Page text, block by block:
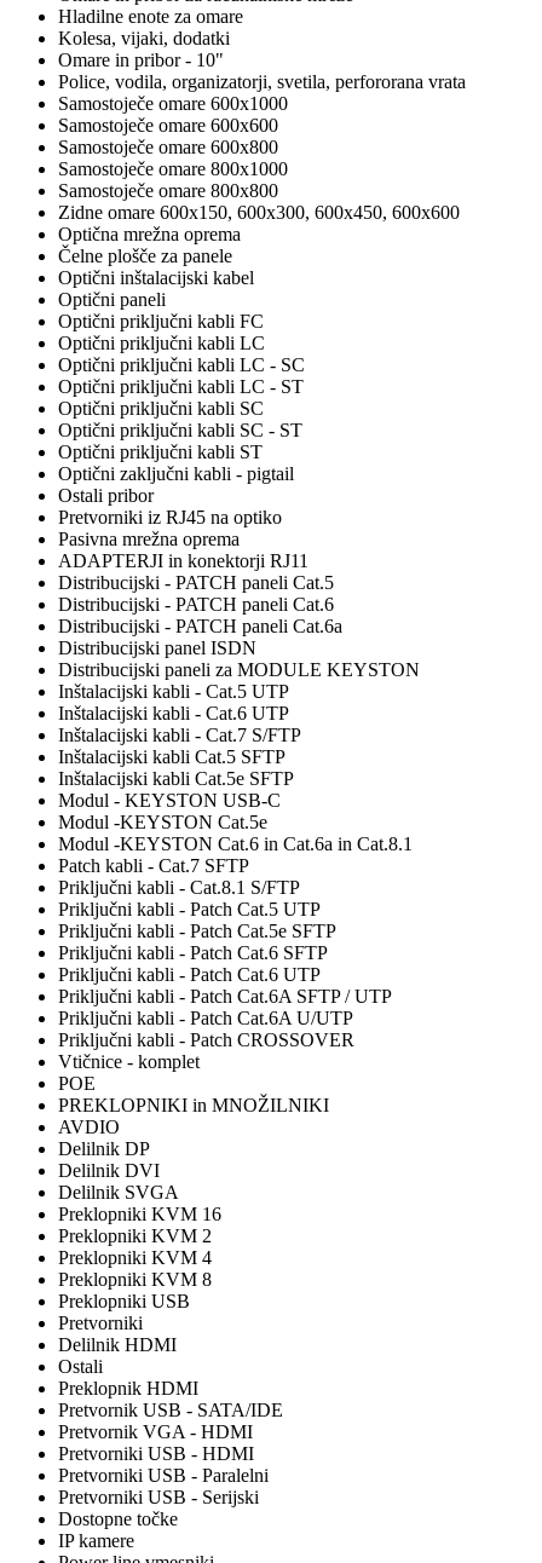
Hladilne enote za omare
Kolesa, vijaki, dodatki
Omare in pribor - 10"
Police, vodila, organizatorji, svetila, perfororana vrata
Samostoječe omare 600x1000
Samostoječe omare 600x600
Samostoječe omare 600x800
Samostoječe omare 800x1000
Samostoječe omare 800x800
Zidne omare 600x150, 600x300, 600x450, 600x600
Optična mrežna oprema
Čelne plošče za panele
Optični inštalacijski kabel
Optični paneli
Optični priključni kabli FC
Optični priključni kabli LC
Optični priključni kabli LC - SC
Optični priključni kabli LC - ST
Optični priključni kabli SC
Optični priključni kabli SC - ST
Optični priključni kabli ST
Optični zaključni kabli - pigtail
Ostali pribor
Pretvorniki iz RJ45 na optiko
Pasivna mrežna oprema
ADAPTERJI in konektorji RJ11
Distribucijski - PATCH paneli Cat.5
Distribucijski - PATCH paneli Cat.6
Distribucijski - PATCH paneli Cat.6a
Distribucijski panel ISDN
Distribucijski paneli za MODULE KEYSTON
Inštalacijski kabli - Cat.5 UTP
Inštalacijski kabli - Cat.6 UTP
Inštalacijski kabli - Cat.7 S/FTP
Inštalacijski kabli Cat.5 SFTP
Inštalacijski kabli Cat.5e SFTP
Modul - KEYSTON USB-C
Modul -KEYSTON Cat.5e
Modul -KEYSTON Cat.6 in Cat.6a in Cat.8.1
Patch kabli - Cat.7 SFTP
Priključni kabli - Cat.8.1 S/FTP
Priključni kabli - Patch Cat.5 UTP
Priključni kabli - Patch Cat.5e SFTP
Priključni kabli - Patch Cat.6 SFTP
Priključni kabli - Patch Cat.6 UTP
Priključni kabli - Patch Cat.6A SFTP / UTP
Priključni kabli - Patch Cat.6A U/UTP
Priključni kabli - Patch CROSSOVER
Vtičnice - komplet
POE
PREKLOPNIKI in MNOŽILNIKI
AVDIO
Delilnik DP
Delilnik DVI
Delilnik SVGA
Preklopniki KVM 16
Preklopniki KVM 2
Preklopniki KVM 4
Preklopniki KVM 8
Preklopniki USB
Pretvorniki
Delilnik HDMI
Ostali
Preklopnik HDMI
Pretvornik USB - SATA/IDE
Pretvornik VGA - HDMI
Pretvorniki USB - HDMI
Pretvorniki USB - Paralelni
Pretvorniki USB - Serijski
Dostopne točke
IP kamere